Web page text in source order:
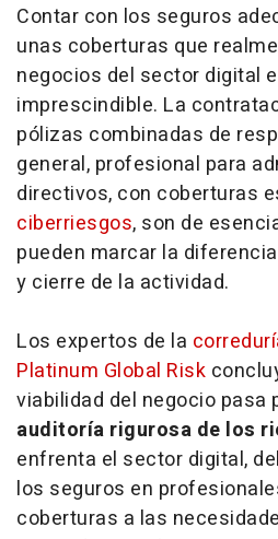
Contar con los seguros
unas coberturas que
negocios del sector digital
imprescindible. La
pólizas combinadas de
general, profesional para
directivos, con coberturas
ciberriesgos, son de
pueden marcar la
y cierre de la actividad.
Los expertos de la
Platinum Global Risk
viabilidad del negocio pasa
auditoría rigurosa de los
enfrenta el sector digital,
los seguros en
coberturas a las